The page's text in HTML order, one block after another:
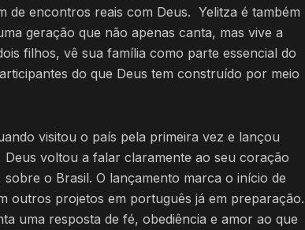
de encontros reais com Deus. Yelitza é também
geração que não apenas canta, mas vive a
filhos, vê sua família como parte essencial do
do que Deus tem construído por meio
visitou o país pela primeira vez e lançou
voltou a falar claramente ao seu coração
o Brasil. O lançamento marca o início de
outros projetos em português já em preparação.
uma resposta de fé, obediência e amor ao que